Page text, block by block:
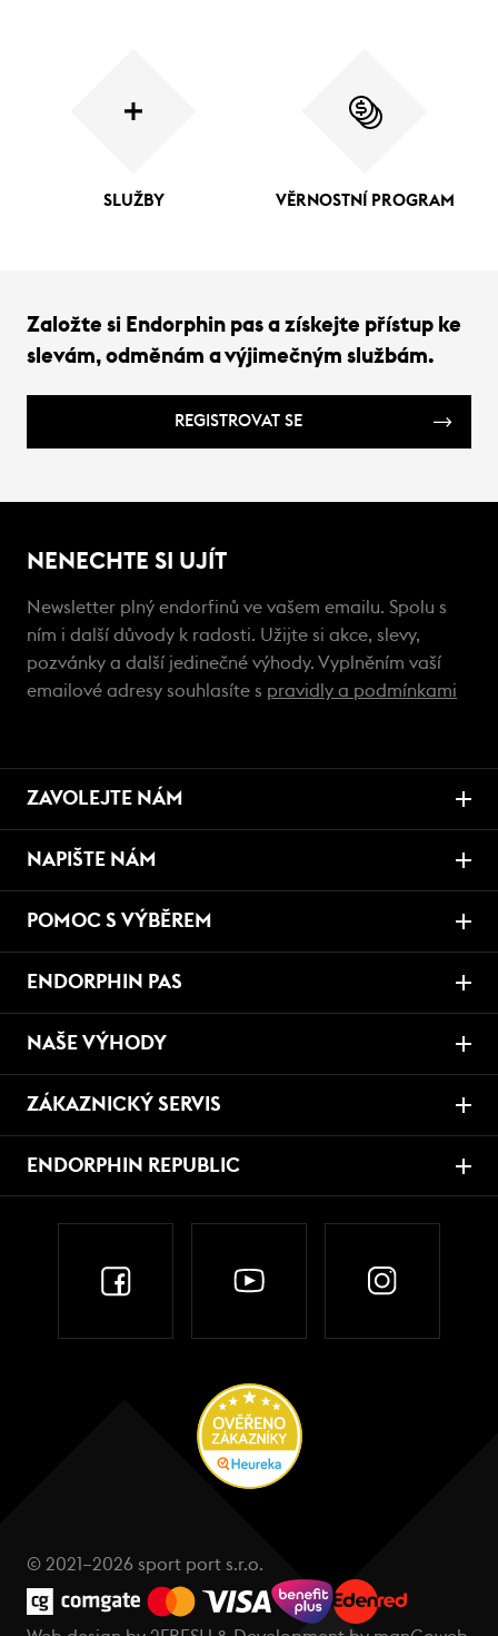
SLUŽBY VĚRNOSTNÍ PROGRAM
Založte si Endorphin pas a získejte přístup ke
slevám, odměnám a výjimečným službám.
REGISTROVAT SE
NENECHTE SI UJÍT
Newsletter plný endorfinů ve vašem emailu. Spolu s
ním i další důvody k radosti. Užijte si akce, slevy,
pozvánky a další jedinečné výhody. Vyplněním vaší
emailové adresy souhlasíte s pravidly a podmínkami
ZAVOLEJTE NÁM
NAPIŠTE NÁM
POMOC S VÝBĚREM
ENDORPHIN PAS
NAŠE VÝHODY
ZÁKAZNICKÝ SERVIS
ENDORPHIN REPUBLIC
© 2021–2026 sport port s.r.o.